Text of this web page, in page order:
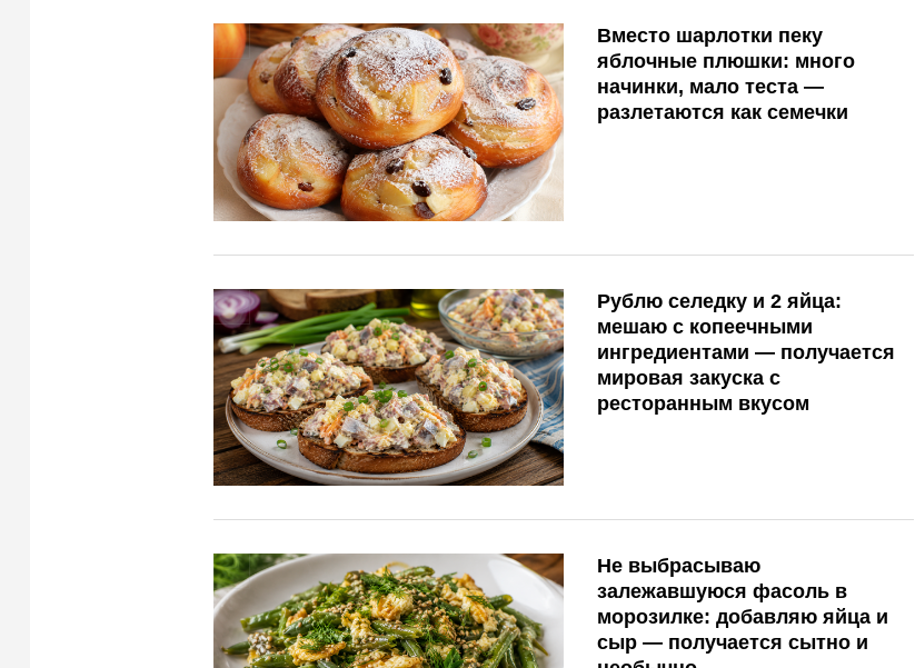
Вместо шарлотки пеку
яблочные плюшки: много
начинки, мало теста —
разлетаются как семечки
Рублю селедку и 2 яйца:
мешаю с копеечными
ингредиентами — получается
мировая закуска с
ресторанным вкусом
Не выбрасываю
залежавшуюся фасоль в
морозилке: добавляю яйца и
сыр — получается сытно и